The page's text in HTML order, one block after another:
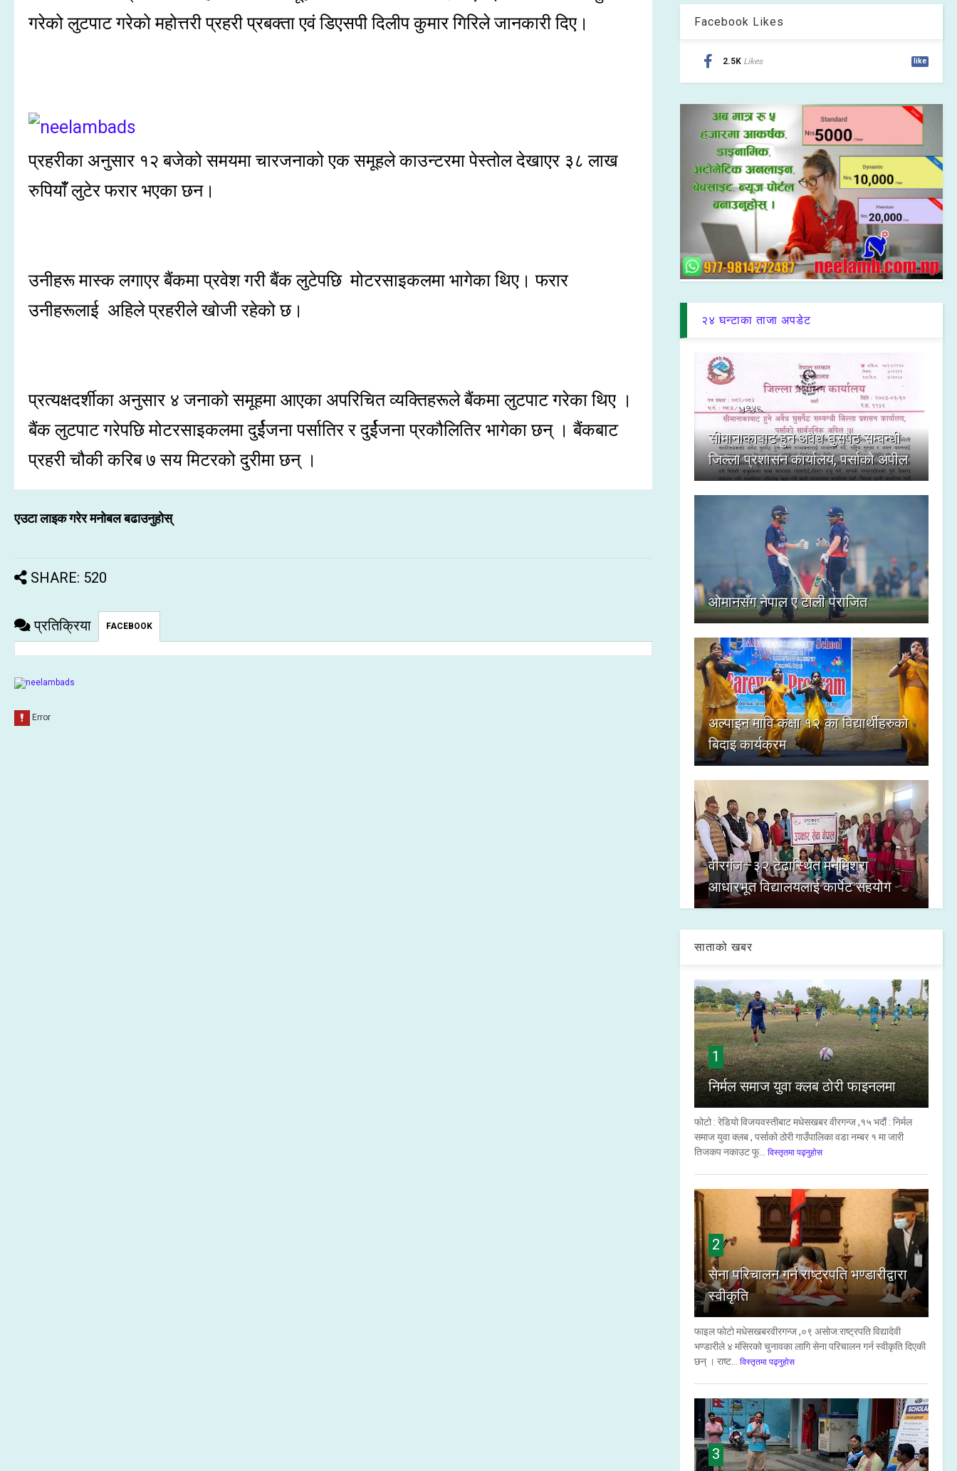
गरेको लुटपाट गरेको महोत्तरी प्रहरी प्रबक्ता एवं डिएसपी दिलीप कुमार गिरिले जानकारी दिए।
प्रहरीका अनुसार १२ बजेको समयमा चारजनाको एक समूहले काउन्टरमा पेस्तोल देखाएर ३८ लाख
रुपियाँँ लुटेर फरार भएका छन।
उनीहरू मास्क लगाएर बैंकमा प्रवेश गरी बैंक लुटेपछि मोटरसाइकलमा भागेका थिए। फरार
उनीहरूलाई अहिले प्रहरीले खोजी रहेको छ।
प्रत्यक्षदर्शीका अनुसार ४ जनाको समूहमा आएका अपरिचित व्यक्तिहरूले बैंकमा लुटपाट गरेका थिए ।
बैंक लुटपाट गरेपछि मोटरसाइकलमा दुर्ईजना पर्सातिर र दुर्ईजना प्रकौलितिर भागेका छन् । बैंकबाट
प्रहरी चौकी करिब ७ सय मिटरको दुरीमा छन् ।
एउटा लाइक गरेर मनोबल बढाउनुहोस्
SHARE: 520
प्रतिक्रिया FACEBOOK
Facebook Likes
2.5K Likes like
२४ घन्टाका ताजा अपडेट
सीमानाकाबाट हुने अवैध घुसपैठ सम्बन्धी
जिल्ला प्रशासन कार्यालय, पर्साको अपील
ओमानसँग नेपाल ए टोली पराजित
अल्पाइन मावि कक्षा १२ का विद्यार्थीहरुको
बिदाइ कार्यक्रम
वीरगंज–३२ टेढास्थित मनमिश्रा
आधारभूत विद्यालयलाई कार्पेट सहयोग
साताको खबर
1
निर्मल समाज युवा क्लब ठोरी फाइनलमा
फोटो : रेडियो विजयवस्तीबाट मधेसखबर वीरगन्ज ,१५ भदौं : निर्मल
समाज युवा क्लब , पर्साको ठोरी गाउँपालिका वडा नम्बर १ मा जारी
तिजकप नकाउट फू...
विस्तृतमा पढ्नुहोस
2
सेना परिचालन गर्न राष्ट्रपति भण्डारीद्वारा
स्वीकृति
फाइल फाेटाे मधेसखबरवीरगन्ज ,०९ असाेज:राष्ट्रपति विद्यादेवी
भण्डारीले ४ मंसिरको चुनावका लागि सेना परिचालन गर्न स्वीकृति दिएकी
छन् । राष्ट...
विस्तृतमा पढ्नुहोस
3